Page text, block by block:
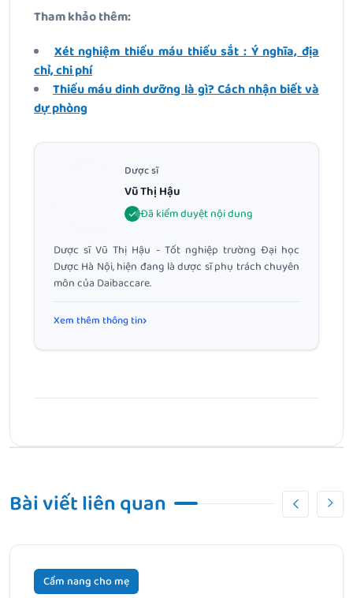
Tham khảo thêm:
Xét nghiệm thiếu máu thiếu sắt : Ý nghĩa, địa
chỉ, chi phí
Thiếu máu dinh dưỡng là gì? Cách nhận biết và
dự phòng
Dược sĩ
Vũ Thị Hậu
Đã kiểm duyệt nội dung
Dược sĩ Vũ Thị Hậu - Tốt nghiệp trường Đại học
Dược Hà Nội, hiện đang là dược sĩ phụ trách chuyên
môn của Daibaccare.
Xem thêm thông tin
Uống cùng lúc được không?
Xét nghiệm thiếu máu thiếu sắt : Ý nghĩa, địa chỉ, chi phí
Bài viết liên quan
Cẩm nang cho mẹ